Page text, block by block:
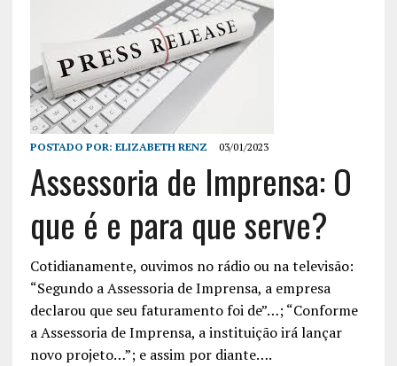
POSTADO POR: ELIZABETH RENZ 03/01/2023
Assessoria de Imprensa: O
que é e para que serve?
Cotidianamente, ouvimos no rádio ou na televisão:
“Segundo a Assessoria de Imprensa, a empresa
declarou que seu faturamento foi de”…; “Conforme
a Assessoria de Imprensa, a instituição irá lançar
novo projeto…”; e assim por diante….